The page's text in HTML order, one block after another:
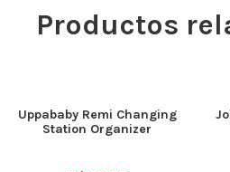
Productos
Uppababy Remi Changing
Station Organizer